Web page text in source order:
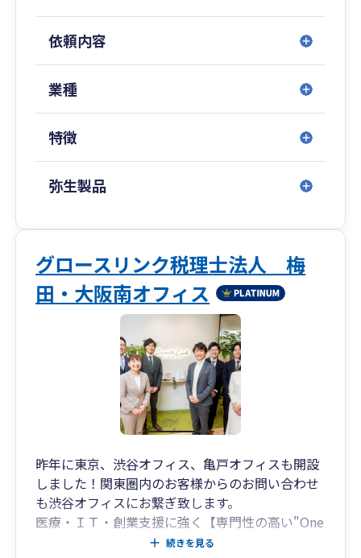
➥創業、成長、安定、そして承継——
企業のライフサイクルに応じて必要となる税
務・財務体制は変化します。
コストを抑えつつ、中長期的な視点での体制構築
➥無理なコスト負担を強いるのではなく、中小企
クラウド会計導入から決算までの一貫対応
➥弥生会計Nextなどクラウド会計の導入支援から
スタートし、
記帳代行・税務相談・決算申告までシームレス
会計・税務の“見える化”を実現します。
相続・事業承継の専門チームとの連携による出口
➥将来の株価対策や世代交代、相続に向けた設計
出口戦略から次世代への承継までを見据えた支
援体制を構築しています。
■このような方におすすめです
依頼内容
業種
特徴
弥生製品
グロースリンク税理士法人 梅
田・大阪南オフィス
昨年に東京、渋谷オフィス、亀戸オフィスも開設
しました！関東圏内のお客様からのお問い合わせ
も渋谷オフィスにお繋ぎ致します。
医療・ＩＴ・創業支援に強く【専門性の高い"One
Stop Service"が特徴】グロースリンク税理士法人
続きを見る